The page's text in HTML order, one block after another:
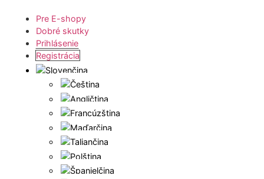
Pre E-shopy
Dobré skutky
Prihlásenie
Registrácia